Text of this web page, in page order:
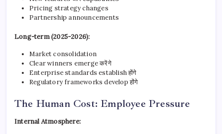
Pricing strategy changes
Partnership announcements
Long-term (2025-2026):
Market consolidation
Clear winners emerge करेंगे
Enterprise standards establish होंगे
Regulatory frameworks develop होंगे
The Human Cost: Employee Pressure
Internal Atmosphere: